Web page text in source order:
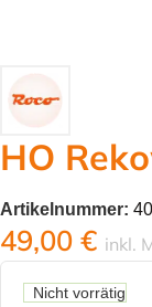
HO
Artikelnummer:
49,00 € inkl.
Nicht vorrätig